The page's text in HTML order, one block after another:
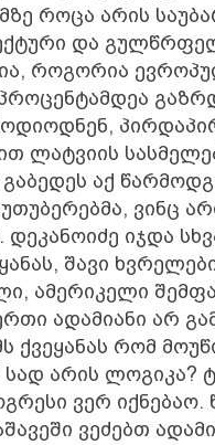
როცა არის
და
როგორია
ლატვიის
აქ
ვინც
იჯდა
შავი
ამერიკელი
ადამიანი არ
რომ
არის ლოგიკა?
ვერ იქნებაო.
ვეძებთ